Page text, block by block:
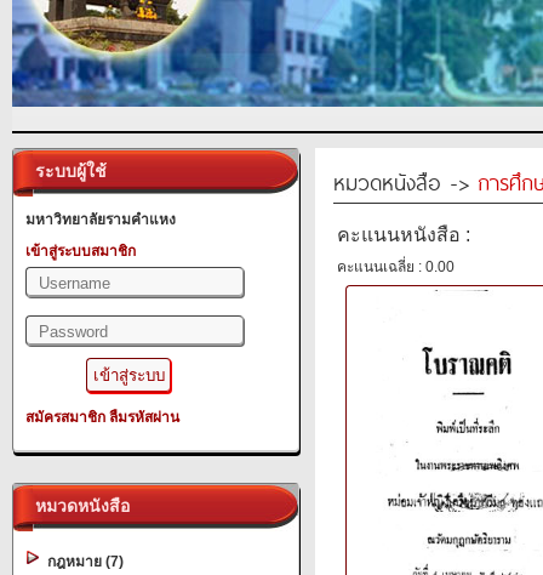
ระบบผู้ใช้
มหาวิทยาลัยรามคำแหง
เข้าสู่ระบบสมาชิก
สมัครสมาชิก ลืมรหัสผ่าน
หมวดหนังสือ
กฎหมาย (7)
หมวดหนังสือ -> การศึก
คะแนนหนังสือ :
คะแนนเฉลี่ย : 0.00